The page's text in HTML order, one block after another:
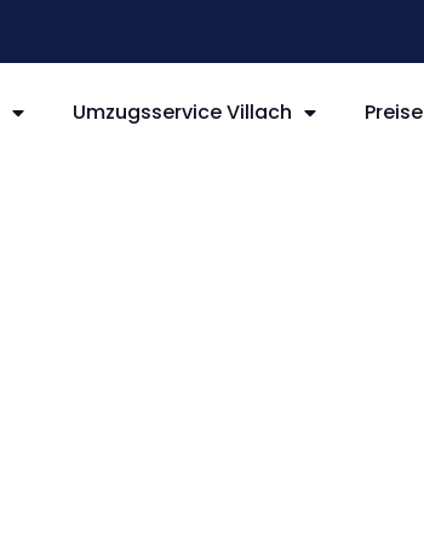
Umzugsservice Villach Preise